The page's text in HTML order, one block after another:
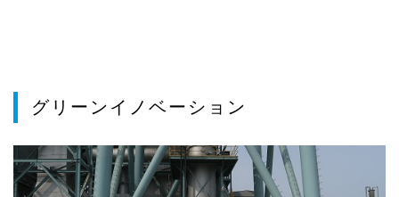
グリーンイノベーション